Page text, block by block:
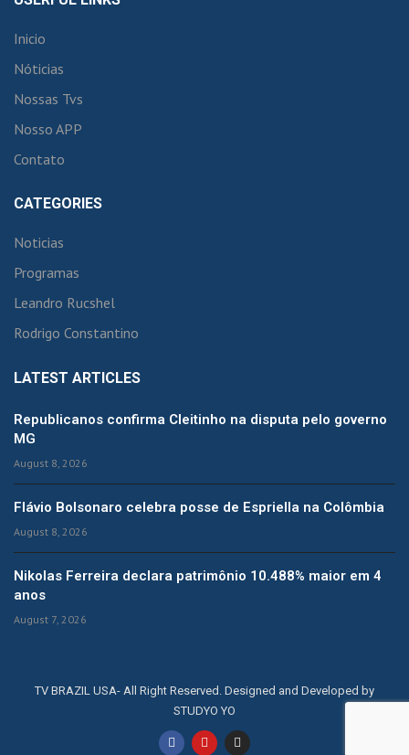
Inicio
Nóticias
Nossas Tvs
Nosso APP
Contato
CATEGORIES
Noticias
Programas
Leandro Rucshel
Rodrigo Constantino
LATEST ARTICLES
Republicanos confirma Cleitinho na disputa pelo governo
MG
August 8, 2026
Flávio Bolsonaro celebra posse de Espriella na Colômbia
August 8, 2026
Nikolas Ferreira declara patrimônio 10.488% maior em 4
anos
August 7, 2026
TV BRAZIL USA- All Right Reserved. Designed and Developed by
STUDYO YO